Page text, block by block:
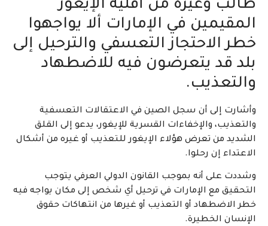
طالب وغيره من أقلية الإيغور
المقيمين في الإمارات ألا يواجهوا
خطر الاحتجاز التعسفي والترحيل إلى
بلد قد يتعرضون فيه للاضطهاد
والتعذيب.
وأشارت إلى أن سجل الصين في الاعتقالات التعسفية
والتعذيب، والإخفاءات القسرية للإيغور، يدعو إلى القلق
الشديد من تعرض هؤلاء الإيغور للتعذيب أو غيره من أشكال
الاعتداء إن رحلوا.
وشددت على أنه بموجب القانون الدولي العرفي يتوجب
التحقيق مع الإمارات في ترحيل أي شخص إلى مكان يواجه فيه
خطر الاضطهاد أو التعذيب أو غيرها من انتهاكات حقوق
الإنسان الخطيرة.